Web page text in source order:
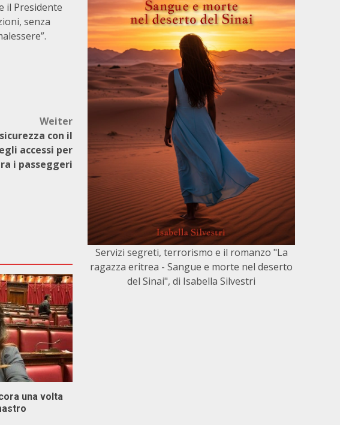
il Presidente
senza
Weiter
con il
accessi per
i passeggeri
una volta
Servizi segreti, terrorismo e il romanzo "La
ragazza eritrea - Sangue e morte nel deserto
del Sinai", di Isabella Silvestri